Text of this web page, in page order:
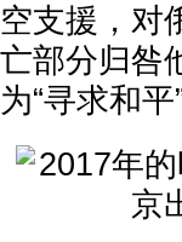
空支援，对
亡部分归咎
为“寻求和平